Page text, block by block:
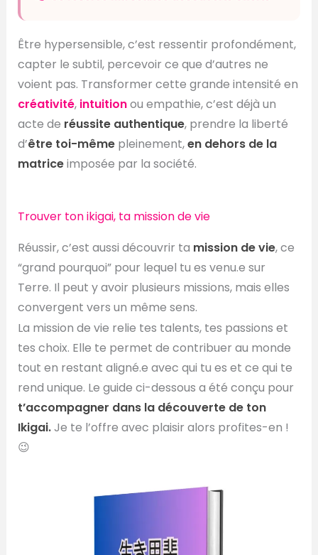
Être hypersensible, c’est ressentir profondément,
capter le subtil, percevoir ce que d’autres ne
voient pas. Transformer cette grande intensité en
créativité, intuitionou empathie, c’est déjà un
acte de réussite authentique, prendre la liberté
d’être toi-mêmepleinement,en dehors de la
matriceimposée par la société.
Trouver ton ikigai, ta mission de vie
Réussir, c’est aussi découvrir ta mission de vie, ce
“grand pourquoi” pour lequel tu es venu.e sur
Terre. Il peut y avoir plusieurs missions, mais elles
convergent vers un même sens.
La mission de vie relie tes talents, tes passions et
tes choix. Elle te permet de contribuer au monde
tout en restant aligné.e avec qui tu es et ce qui te
rend unique. Le guide ci-dessous a été conçu pour
t’accompagner dans la découverte de ton
Ikigai.Je te l’offre avec plaisir alors profites-en !
😉